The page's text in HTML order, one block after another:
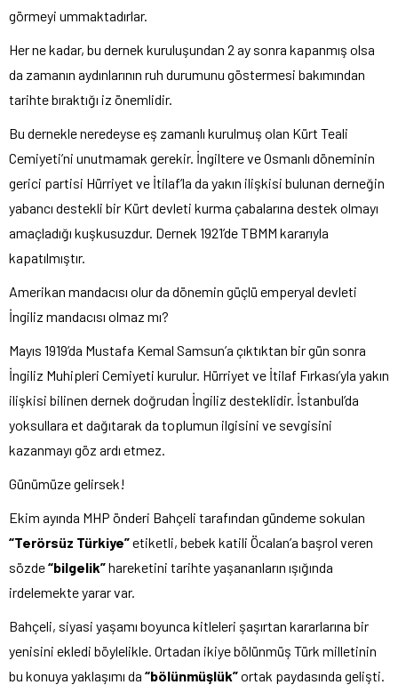
görmeyi ummaktadırlar.
Her ne kadar, bu dernek kuruluşundan 2 ay sonra kapanmış olsa
da zamanın aydınlarının ruh durumunu göstermesi bakımından
tarihte bıraktığı iz önemlidir.
Bu dernekle neredeyse eş zamanlı kurulmuş olan Kürt Teali
Cemiyeti’ni unutmamak gerekir. İngiltere ve Osmanlı döneminin
gerici partisi Hürriyet ve İtilaf’la da yakın ilişkisi bulunan derneğin
yabancı destekli bir Kürt devleti kurma çabalarına destek olmayı
amaçladığı kuşkusuzdur. Dernek 1921’de TBMM kararıyla
kapatılmıştır.
Amerikan mandacısı olur da dönemin güçlü emperyal devleti
İngiliz mandacısı olmaz mı?
Mayıs 1919’da Mustafa Kemal Samsun’a çıktıktan bir gün sonra
İngiliz Muhipleri Cemiyeti kurulur. Hürriyet ve İtilaf Fırkası’yla yakın
ilişkisi bilinen dernek doğrudan İngiliz desteklidir. İstanbul’da
yoksullara et dağıtarak da toplumun ilgisini ve sevgisini
kazanmayı göz ardı etmez.
Günümüze gelirsek!
Ekim ayında MHP önderi Bahçeli tarafından gündeme sokulan
“Terörsüz Türkiye”etiketli, bebek katili Öcalan’a başrol veren
sözde“bilgelik”hareketini tarihte yaşananların ışığında
irdelemekte yarar var.
Bahçeli, siyasi yaşamı boyunca kitleleri şaşırtan kararlarına bir
yenisini ekledi böylelikle. Ortadan ikiye bölünmüş Türk milletinin
bu konuya yaklaşımı da “bölünmüşlük”ortak paydasında gelişti.